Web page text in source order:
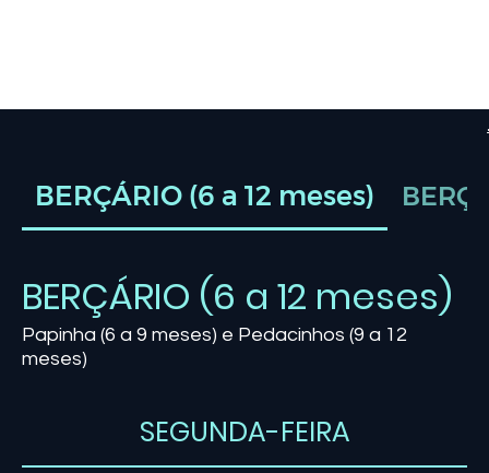
BERÇÁRIO (6 a 12 meses)
BERÇÁRIO (6 a 12 meses)
Papinha (6 a 9 meses) e Pedacinhos (9 a 12
meses)
SEGUNDA-FEIRA